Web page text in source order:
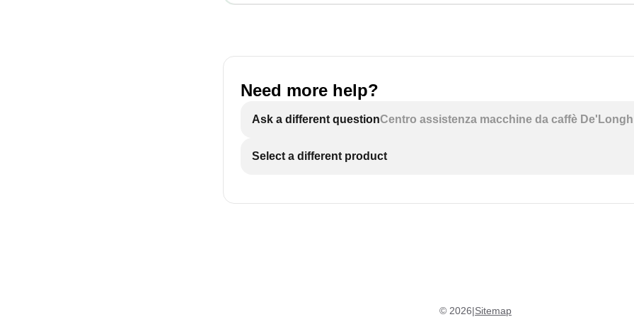
Need more help?
Ask a different questionCentro assistenza macchine da caffè
Select a different product
© 2026|Sitemap